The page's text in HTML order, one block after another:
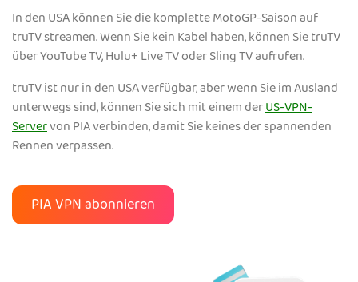
In den USA können Sie die komplette MotoGP-Saison auf
truTV streamen. Wenn Sie kein Kabel haben, können Sie truTV
über YouTube TV, Hulu+ Live TV oder Sling TV aufrufen.
truTV ist nur in den USA verfügbar, aber wenn Sie im Ausland
unterwegs sind, können Sie sich mit einem derUS-VPN-
Servervon PIA verbinden, damit Sie keines der spannenden
Rennen verpassen.
PIA VPN abonnieren